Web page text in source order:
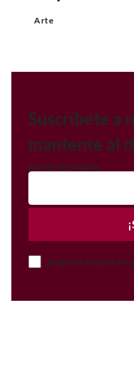
Arte
Suscríbete a
mantente al
Correo electrónico
Acepto el Aviso de